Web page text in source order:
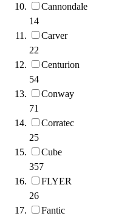
Cannondale
14
Carver
22
Centurion
54
Conway
71
Corratec
25
Cube
357
FLYER
26
Fantic